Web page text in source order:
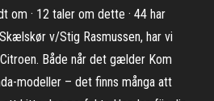
om · 12 taler om dette · 44 har
v/Stig Rasmussen, har vi
Både når det gælder Kom
modeller – det finns många att